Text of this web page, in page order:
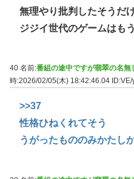
無理やり批判したそうだ
ジジイ世代のゲームはも
40 名前:番組の途中ですが翡翠の名無
時:2026/02/05(木) 18:42:46.04
>>37
性格ひねくれてそう
うがったもののみかたし